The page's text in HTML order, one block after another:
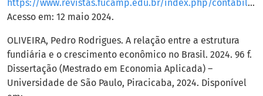
https://www.revistas.fucamp.edu.br/index.php/contabilometria/article/view/3277
Acesso em: 12 maio 2024.
OLIVEIRA, Pedro Rodrigues. A relação entre a estrutura
fundiária e o crescimento econômico no Brasil. 2024. 96 f.
Dissertação (Mestrado em Economia Aplicada) –
Universidade de São Paulo, Piracicaba, 2024. Disponível